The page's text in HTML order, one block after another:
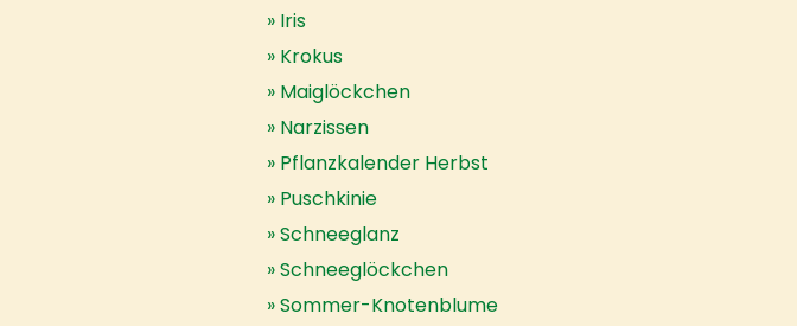
Iris
Krokus
Maiglöckchen
Narzissen
Pflanzkalender Herbst
Puschkinie
Schneeglanz
Schneeglöckchen
Sommer-Knotenblume